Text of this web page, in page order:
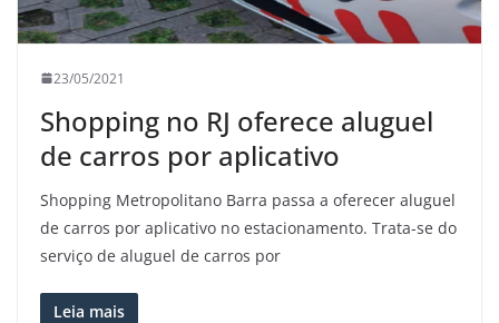
23/05/2021
Shopping no RJ oferece aluguel
de carros por aplicativo
Shopping Metropolitano Barra passa a oferecer aluguel
de carros por aplicativo no estacionamento. Trata-se do
serviço de aluguel de carros por
Leia mais